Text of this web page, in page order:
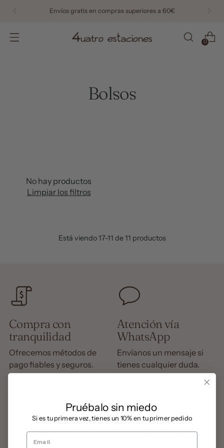
Envíos gratis en compras superiores a 60€
0
Bolsos
No hay productos
Limpiar los filtros
Está viendo 17-11 de 11 productos
Compra con
tranquilidad
Ofrecemos métodos de
pago fiables y seguros.
Atención vía
WhatsApp
Envíanos un mensaje si
tienes cualquier duda.
Envío gratis puerta
a puerta
Guía de tallas en
cada prenda
Pruébalo sin miedo
Si es tu primera vez, tienes un 10% en tu primer pedido